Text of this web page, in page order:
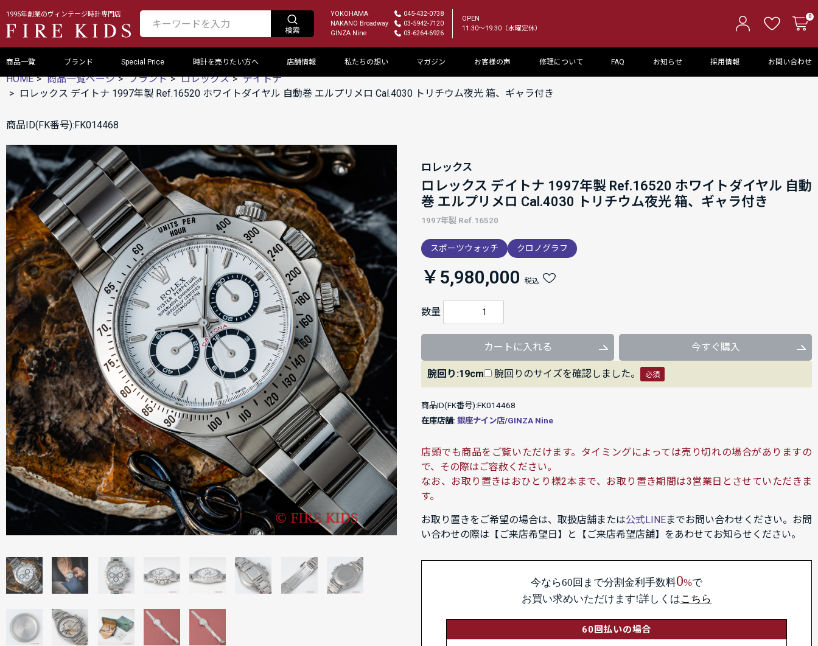
1995年創業のヴィンテージ時計専門店 YOKOHAMA
045-432-0738
NAKANO Broadway
03-5942-7120
GINZA Nine
03-6264-6926
OPEN
11:30～19:30（水曜定休）
0
商品一覧 ブランド Special Price 時計を売りたい方へ 店舗情報 私たちの想い マガジン お客様の声 修理について FAQ お知らせ 採用情報 お問い合わせ
HOME 商品一覧ページ ブランド ロレックス
デイトナ
ロレックス デイトナ 1997年製 Ref.16520 ホワイトダイヤル 自動巻 エルプリメロ Cal.4030 トリチウム夜光 箱、ギャラ付き
商品ID(FK番号):FK014468
ロレックス
ロレックス デイトナ 1997年製 Ref.16520 ホワイトダイヤル 自動
巻 エルプリメロ Cal.4030 トリチウム夜光 箱、ギャラ付き
1997年製 Ref.16520
スポーツウォッチ クロノグラフ
￥5,980,000 税込
数量
カートに入れる 今すぐ購入
腕回り:19cm 腕回りのサイズを確認しました。 必須
商品ID(FK番号):FK014468
在庫店舗: 銀座ナイン店/GINZA Nine
店頭でも商品をご覧いただけます。タイミングによっては売り切れの場合がありますの
で、その際はご容赦ください。
なお、お取り置きはおひとり様2本まで、お取り置き期間は3営業日とさせていただきま
す。
お取り置きをご希望の場合は、取扱店舗または公式LINEまでお問い合わせください。お問
い合わせの際は【ご来店希望日】と【ご来店希望店舗】をあわせてお知らせください。
今なら60回まで分割金利手数料0%で
お買い求めいただけます!詳しくはこちら
60回払いの場合